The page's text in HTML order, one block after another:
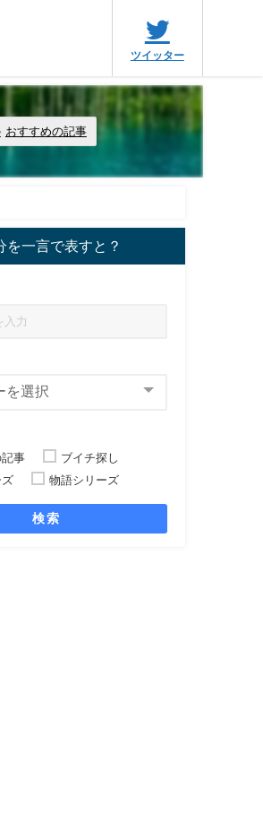
ツイッター
おすすめの記事
を一言で表すと？
事
ブイチ探し
ズ
物語シリーズ
検索